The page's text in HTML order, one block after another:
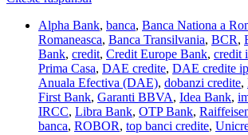
Share
creditele
ipotecare
a
scazut
sub
6%,
dupa
reducerea
Alpha Bank, banca, Banca Nationa a
Romaneasca, Banca Transilvania, BCR,
Bank, credit, Credit Europe Bank, credit
Prima Casa, DAE credite, DAE credite
Anuala Efectiva (DAE), dobanzi credite,
First Bank, Garanti BBVA, Idea Bank,
IRCC, Libra Bank, OTP Bank,
banca, ROBOR, top banci credite,